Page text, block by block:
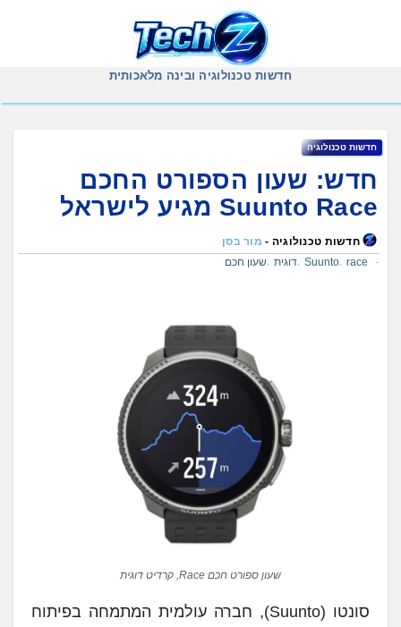
חדשות טכנולוגיה ובינה מלאכותית
חדשות טכנולוגיה
חדש: שעון הספורט החכם
Suunto Race מגיע לישראל
חדשות טכנולוגיה - מור בסן
race
Suunto דוגית שעון חכם
שעון ספורט חכם Race, קרדיט דוגית
סונטו (Suunto), חברה עולמית המתמחה בפיתוח